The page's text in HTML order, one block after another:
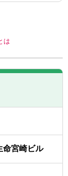
は
宮崎ビル